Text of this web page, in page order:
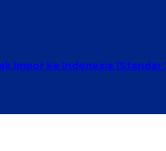
Impor ke Indonesia (Standar